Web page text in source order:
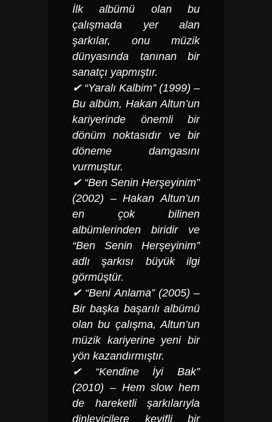
İlk albümü olan bu
çalışmada yer alan
şarkılar, onu müzik
dünyasında tanınan bir
sanatçı yapmıştır.
✔ “Yaralı Kalbim” (1999) –
Bu albüm, Hakan Altun’un
kariyerinde önemli bir
dönüm noktasıdır ve bir
döneme damgasını
vurmuştur.
✔ “Ben Senin Herşeyinim”
(2002) – Hakan Altun’un
en çok bilinen
albümlerinden biridir ve
“Ben Senin Herşeyinim”
adlı şarkısı büyük ilgi
görmüştür.
✔ “Beni Anlama” (2005) –
Bir başka başarılı albümü
olan bu çalışma, Altun’un
müzik kariyerine yeni bir
yön kazandırmıştır.
✔ “Kendine İyi Bak”
(2010) – Hem slow hem
de hareketli şarkılarıyla
dinleyicilere keyifli bir